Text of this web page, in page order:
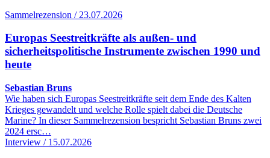
Sammelrezension / 23.07.2026
Europas Seestreitkräfte als außen- und
sicherheitspolitische Instrumente zwischen 1990 und
heute
Sebastian Bruns
Wie haben sich Europas Seestreitkräfte seit dem Ende des Kalten
Krieges gewandelt und welche Rolle spielt dabei die Deutsche
Marine? In dieser Sammelrezension bespricht Sebastian Bruns zwei
2024 ersc…
Interview / 15.07.2026